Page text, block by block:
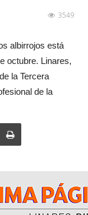
3549
albirrojos está
octubre. Linares,
la Tercera
de la